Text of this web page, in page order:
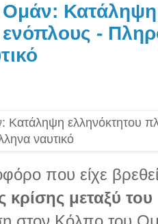
Κατάληψη
-
που είχε
κρίσης μεταξύ